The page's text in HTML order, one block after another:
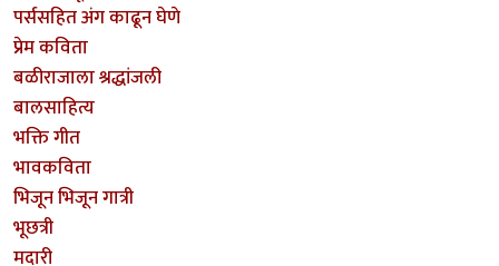
पर्ससहित अंग काढून घेणे
प्रेम कविता
बळीराजाला श्रद्धांजली
बालसाहित्य
भक्ति गीत
भावकविता
भिजून भिजून गात्री
भूछत्री
मदारी